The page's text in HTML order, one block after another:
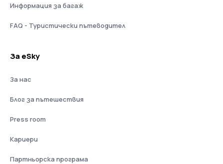
Информация за багаж
FAQ - Туристически пътеводител
За eSky
За нас
Блог за пътешествия
Press room
Кариери
Партньорска програма